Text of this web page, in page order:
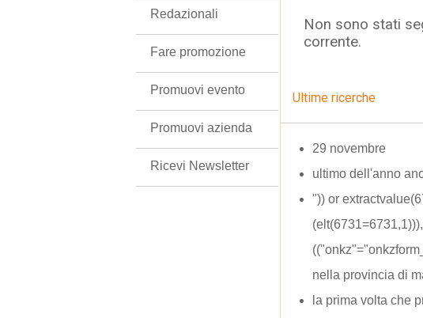
Non sono stati
corrente.
Ultime ricerche
29 novembre
ultimo dell'anno
")) or
nella provincia di
la prima volta che
Redazionali
Fare promozione
Promuovi evento
Promuovi azienda
Ricevi Newsletter